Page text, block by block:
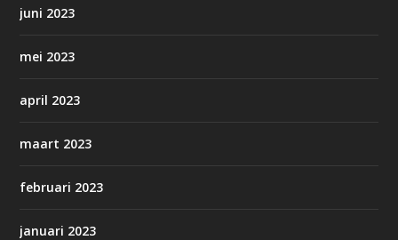
juni 2023
mei 2023
april 2023
maart 2023
februari 2023
januari 2023